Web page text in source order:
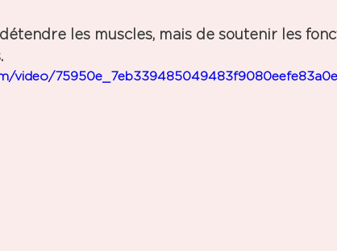
détendre les muscles, mais de soutenir les
video/